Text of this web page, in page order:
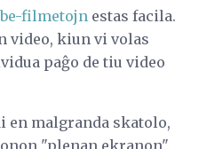
filmetojn estas facila.
video, kiun vi volas
paĝo de tiu video
en malgranda skatolo,
"plenan ekranon"